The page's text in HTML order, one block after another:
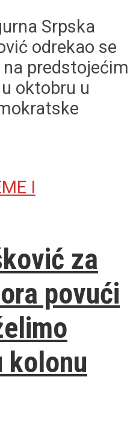
Srpska
odrekao se
predstojećim
oktobru u
I
za
povući
kolonu